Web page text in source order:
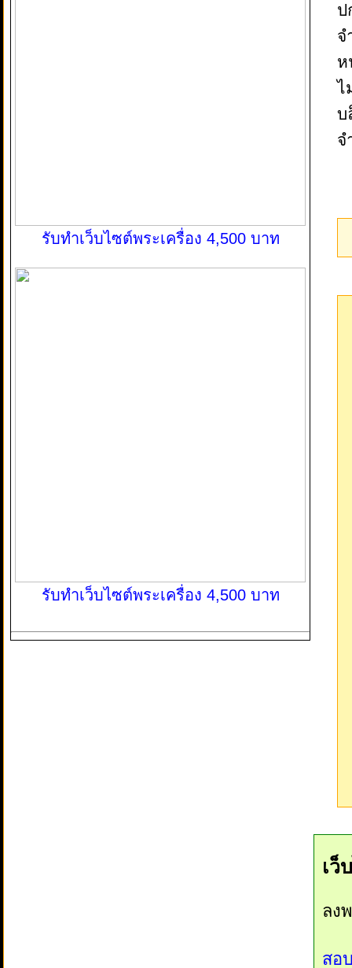
รับทำเว็บไซต์พระเครื่อง 4,500 บาท
รับทำเว็บไซต์พระเครื่อง 4,500 บาท
ป
จ
ห
ไ
บ
จ
เว็
ลง
สอ